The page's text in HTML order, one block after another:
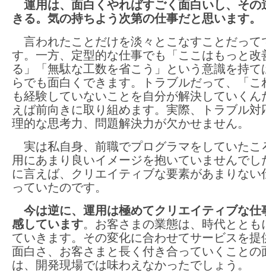
運用は、面白くやればすごく面白いし、その
きる。気の持ちよう次第の仕事だと思います。
言われたことだけを淡々とこなすことだって
す。一方、定型的な仕事でも「ここはもっと改
る」「無駄な工数を省こう」という意識を持て
らでも面白くできます。トラブルだって、「こ
も経験していないことを自分が解決していくん
えば前向きに取り組めます。実際、トラブル対
理的な思考力、問題解決力が欠かせません。
実は私自身、前職でプログラマをしていたこ
用にあまり良いイメージを抱いていませんでし
に言えば、クリエイティブな要素があまりない
っていたのです。
今は逆に、運用は極めてクリエイティブな仕
感しています。お客さまの業態は、時代ととも
ていきます。その変化に合わせてサービスを提
面白さ、お客さまと長く付き合っていくことの
は、開発現場では味わえなかったでしょう。